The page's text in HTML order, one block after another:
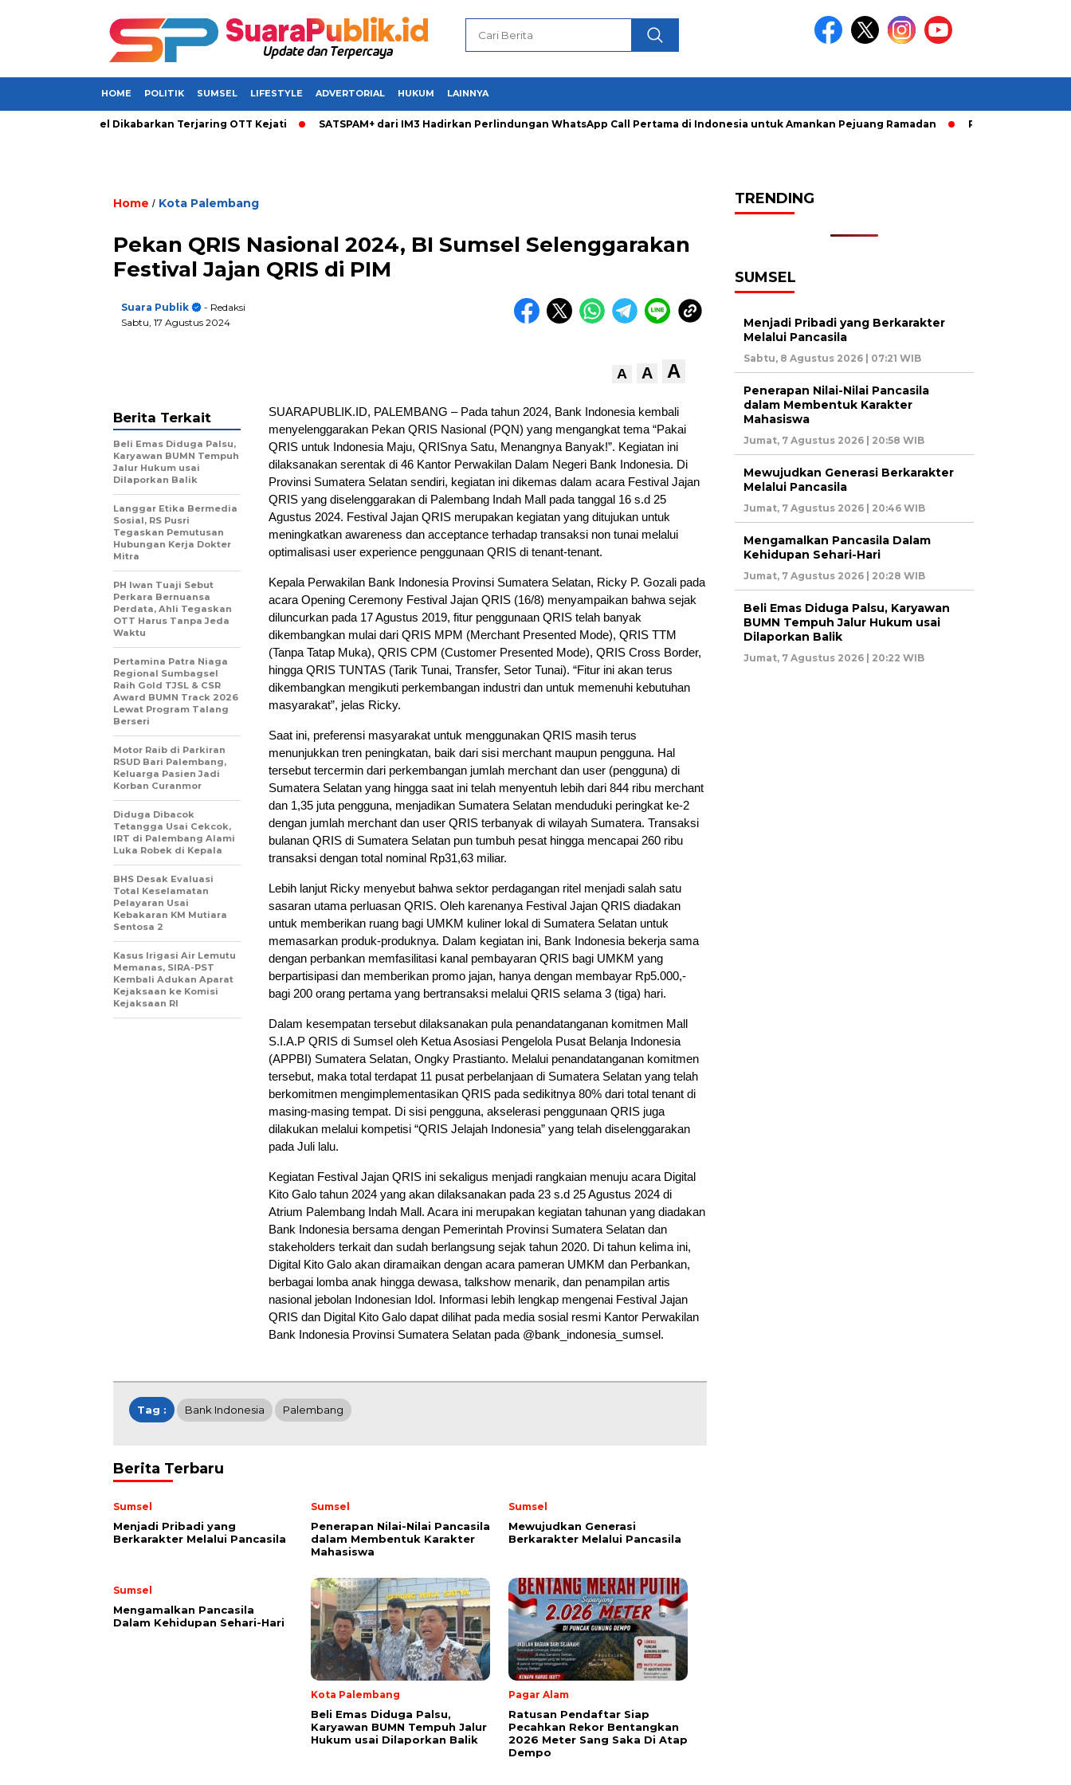
HOME POLITIK SUMSEL LIFESTYLE ADVERTORIAL HUKUM LAINNYA
di Sumsel Dikabarkan Terjaring OTT Kejati SATSPAM+ dari IM3 Hadirkan Perlindungan WhatsApp Call Pertama di Indonesia untuk Amankan Pejuang Ramadan Pelaku Curanmor
Home / Kota Palembang
Pekan QRIS Nasional 2024, BI Sumsel Selenggarakan
Festival Jajan QRIS di PIM
Suara Publik
- Redaksi
Sabtu, 17 Agustus 2024
A A A
SUARAPUBLIK.ID, PALEMBANG – Pada tahun 2024, Bank Indonesia kembali
menyelenggarakan Pekan QRIS Nasional (PQN) yang mengangkat tema “Pakai
QRIS untuk Indonesia Maju, QRISnya Satu, Menangnya Banyak!”. Kegiatan ini
dilaksanakan serentak di 46 Kantor Perwakilan Dalam Negeri Bank Indonesia. Di
Provinsi Sumatera Selatan sendiri, kegiatan ini dikemas dalam acara Festival Jajan
QRIS yang diselenggarakan di Palembang Indah Mall pada tanggal 16 s.d 25
Agustus 2024. Festival Jajan QRIS merupakan kegiatan yang ditujukan untuk
meningkatkan awareness dan acceptance terhadap transaksi non tunai melalui
optimalisasi user experience penggunaan QRIS di tenant-tenant.
Kepala Perwakilan Bank Indonesia Provinsi Sumatera Selatan, Ricky P. Gozali pada
acara Opening Ceremony Festival Jajan QRIS (16/8) menyampaikan bahwa sejak
diluncurkan pada 17 Agustus 2019, fitur penggunaan QRIS telah banyak
dikembangkan mulai dari QRIS MPM (Merchant Presented Mode), QRIS TTM
(Tanpa Tatap Muka), QRIS CPM (Customer Presented Mode), QRIS Cross Border,
hingga QRIS TUNTAS (Tarik Tunai, Transfer, Setor Tunai). “Fitur ini akan terus
dikembangkan mengikuti perkembangan industri dan untuk memenuhi kebutuhan
masyarakat”, jelas Ricky.
Saat ini, preferensi masyarakat untuk menggunakan QRIS masih terus
menunjukkan tren peningkatan, baik dari sisi merchant maupun pengguna. Hal
tersebut tercermin dari perkembangan jumlah merchant dan user (pengguna) di
Sumatera Selatan yang hingga saat ini telah menyentuh lebih dari 844 ribu merchant
dan 1,35 juta pengguna, menjadikan Sumatera Selatan menduduki peringkat ke-2
dengan jumlah merchant dan user QRIS terbanyak di wilayah Sumatera. Transaksi
bulanan QRIS di Sumatera Selatan pun tumbuh pesat hingga mencapai 260 ribu
transaksi dengan total nominal Rp31,63 miliar.
Lebih lanjut Ricky menyebut bahwa sektor perdagangan ritel menjadi salah satu
sasaran utama perluasan QRIS. Oleh karenanya Festival Jajan QRIS diadakan
untuk memberikan ruang bagi UMKM kuliner lokal di Sumatera Selatan untuk
memasarkan produk-produknya. Dalam kegiatan ini, Bank Indonesia bekerja sama
dengan perbankan memfasilitasi kanal pembayaran QRIS bagi UMKM yang
berpartisipasi dan memberikan promo jajan, hanya dengan membayar Rp5.000,-
bagi 200 orang pertama yang bertransaksi melalui QRIS selama 3 (tiga) hari.
Dalam kesempatan tersebut dilaksanakan pula penandatanganan komitmen Mall
S.I.A.P QRIS di Sumsel oleh Ketua Asosiasi Pengelola Pusat Belanja Indonesia
(APPBI) Sumatera Selatan, Ongky Prastianto. Melalui penandatanganan komitmen
tersebut, maka total terdapat 11 pusat perbelanjaan di Sumatera Selatan yang telah
berkomitmen mengimplementasikan QRIS pada sedikitnya 80% dari total tenant di
masing-masing tempat. Di sisi pengguna, akselerasi penggunaan QRIS juga
dilakukan melalui kompetisi “QRIS Jelajah Indonesia” yang telah diselenggarakan
pada Juli lalu.
Kegiatan Festival Jajan QRIS ini sekaligus menjadi rangkaian menuju acara Digital
Kito Galo tahun 2024 yang akan dilaksanakan pada 23 s.d 25 Agustus 2024 di
Atrium Palembang Indah Mall. Acara ini merupakan kegiatan tahunan yang diadakan
Bank Indonesia bersama dengan Pemerintah Provinsi Sumatera Selatan dan
stakeholders terkait dan sudah berlangsung sejak tahun 2020. Di tahun kelima ini,
Digital Kito Galo akan diramaikan dengan acara pameran UMKM dan Perbankan,
berbagai lomba anak hingga dewasa, talkshow menarik, dan penampilan artis
nasional jebolan Indonesian Idol. Informasi lebih lengkap mengenai Festival Jajan
QRIS dan Digital Kito Galo dapat dilihat pada media sosial resmi Kantor Perwakilan
Bank Indonesia Provinsi Sumatera Selatan pada @bank_indonesia_sumsel.
Berita Terkait
Beli Emas Diduga Palsu,
Karyawan BUMN Tempuh
Jalur Hukum usai
Dilaporkan Balik
Langgar Etika Bermedia
Sosial, RS Pusri
Tegaskan Pemutusan
Hubungan Kerja Dokter
Mitra
PH Iwan Tuaji Sebut
Perkara Bernuansa
Perdata, Ahli Tegaskan
OTT Harus Tanpa Jeda
Waktu
Pertamina Patra Niaga
Regional Sumbagsel
Raih Gold TJSL & CSR
Award BUMN Track 2026
Lewat Program Talang
Berseri
Motor Raib di Parkiran
RSUD Bari Palembang,
Keluarga Pasien Jadi
Korban Curanmor
Diduga Dibacok
Tetangga Usai Cekcok,
IRT di Palembang Alami
Luka Robek di Kepala
BHS Desak Evaluasi
Total Keselamatan
Pelayaran Usai
Kebakaran KM Mutiara
Sentosa 2
Kasus Irigasi Air Lemutu
Memanas, SIRA-PST
Kembali Adukan Aparat
Kejaksaan ke Komisi
Kejaksaan RI
Tag : Bank Indonesia Palembang
Berita Terbaru
Sumsel
Menjadi Pribadi yang
Berkarakter Melalui Pancasila
Sumsel
Penerapan Nilai-Nilai Pancasila
dalam Membentuk Karakter
Mahasiswa
Sumsel
Mewujudkan Generasi
Berkarakter Melalui Pancasila
Sumsel
Mengamalkan Pancasila
Dalam Kehidupan Sehari-Hari
Kota Palembang
Beli Emas Diduga Palsu,
Karyawan BUMN Tempuh Jalur
Hukum usai Dilaporkan Balik
Pagar Alam
Ratusan Pendaftar Siap
Pecahkan Rekor Bentangkan
2026 Meter Sang Saka Di Atap
Dempo
TRENDING
SUMSEL
Menjadi Pribadi yang Berkarakter
Melalui Pancasila
Sabtu, 8 Agustus 2026 | 07:21 WIB
Penerapan Nilai-Nilai Pancasila
dalam Membentuk Karakter
Mahasiswa
Jumat, 7 Agustus 2026 | 20:58 WIB
Mewujudkan Generasi Berkarakter
Melalui Pancasila
Jumat, 7 Agustus 2026 | 20:46 WIB
Mengamalkan Pancasila Dalam
Kehidupan Sehari-Hari
Jumat, 7 Agustus 2026 | 20:28 WIB
Beli Emas Diduga Palsu, Karyawan
BUMN Tempuh Jalur Hukum usai
Dilaporkan Balik
Jumat, 7 Agustus 2026 | 20:22 WIB